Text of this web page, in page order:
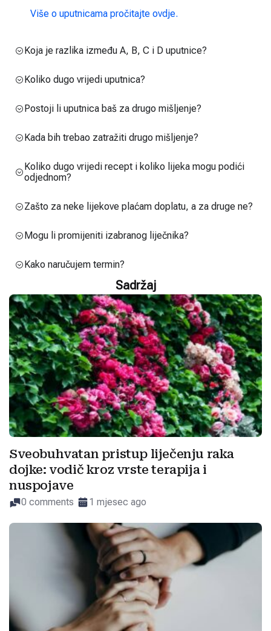
Više o uputnicama pročitajte ovdje.
Koja je razlika između A, B, C i D uputnice?
Koliko dugo vrijedi uputnica?
Postoji li uputnica baš za drugo mišljenje?
Kada bih trebao zatražiti drugo mišljenje?
Koliko dugo vrijedi recept i koliko lijeka mogu podići
odjednom?
Zašto za neke lijekove plaćam doplatu, a za druge ne?
Mogu li promijeniti izabranog liječnika?
Kako naručujem termin?
Sadržaj
Sveobuhvatan pristup liječenju raka
dojke: vodič kroz vrste terapija i
nuspojave
0 comments 1 mjesec ago